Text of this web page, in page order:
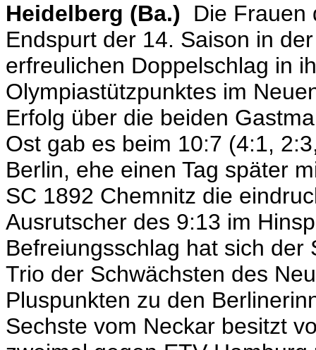
Heidelberg (Ba.) Die Frauen
Endspurt der 14. Saison in
erfreulichen Doppelschlag in
Olympiastützpunktes im
Erfolg über die beiden
Ost gab es beim 10:7 (4:1,
Berlin, ehe einen Tag später
SC 1892 Chemnitz die
Ausrutscher des 9:13 im
Befreiungsschlag hat sich der
Trio der Schwächsten des
Pluspunkten zu den
Sechste vom Neckar besitzt